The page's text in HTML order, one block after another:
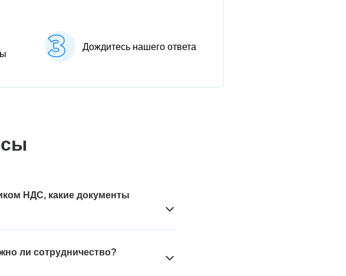
Дождитесь нашего ответа
НДС, какие документы
о применении такого
налогового органа о принятии,
специальный налоговый режим
ли сотрудничество?